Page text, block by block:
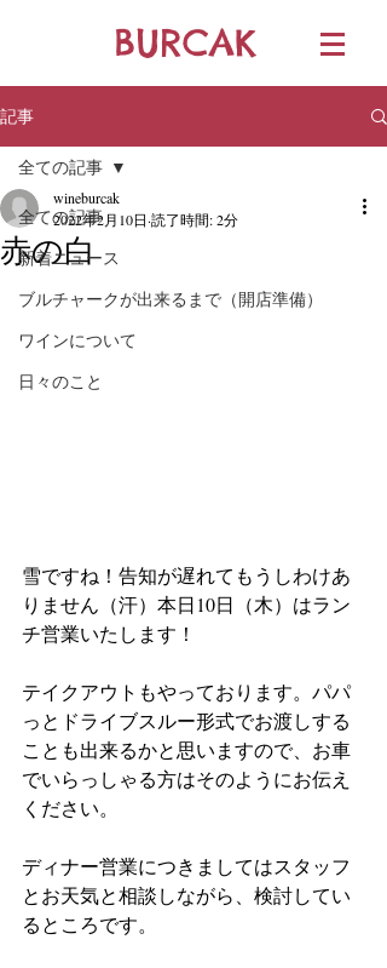
BURCAK
記事
全ての記事
新着ニュース
ブルチャークが出来るまで（開店準備）
ワインについて
日々のこと
全ての記事
赤の白
wineburcak
2022年2月10日 読了時間: 2分
雪ですね！告知が遅れてもうしわけあ
りません（汗）本日10日（木）はラン
チ営業いたします！
テイクアウトもやっております。パパ
っとドライブスルー形式でお渡しする
ことも出来るかと思いますので、お車
でいらっしゃる方はそのようにお伝え
ください。
ディナー営業につきましてはスタッフ
とお天気と相談しながら、検討してい
るところです。